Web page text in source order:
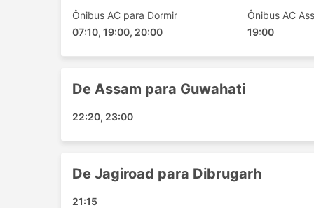
executiva em um avião com largos
vantagens para que sua viagem seja
Terminais de ônibus interurbanos
de rodovias maiores para permitir que
preços podem subir. Calcule também o
Ônibus AC para Dormir
07:10, 19:00, 20:00
Ônibus AC
19:00
De Assam para Guwahati
22:20, 23:00
De Jagiroad para Dibrugarh
21:15